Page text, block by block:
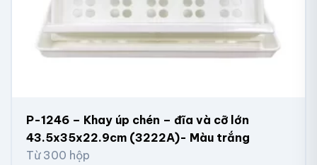
P-1246 – Khay úp chén – đĩa và cỡ lớn
43.5x35x22.9cm (3222A)- Màu trắng
Từ 300 hộp